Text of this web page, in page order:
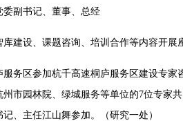
副书记、董事、总经
建设、课题咨询、培训合作等内容开
务区参加杭千高速桐庐服务区建设专
市园林院、绿城服务等单位的7位专家
、主任江山舞参加。（研究一处）